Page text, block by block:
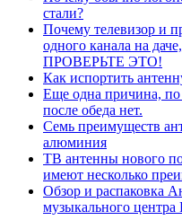
стали?
Почему телевизор и
одного канала на
ПРОВЕРЬТЕ ЭТО!
Как испортить
Еще одна причина, по
после обеда нет.
Семь преимуществ
алюминия
ТВ антенны нового
имеют несколько
Обзор и распаковка
музыкального